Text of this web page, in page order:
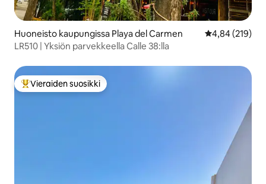
Huoneisto kaupungissa Playa del Carmen
4,84 (219)
LR510 | Yksiön parvekkeella Calle 38:lla
Vieraiden suosikkien parhaimmistoa
Vieraiden suosikki